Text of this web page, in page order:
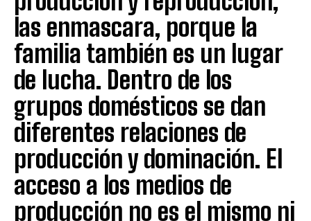
las enmascara, porque la
familia también es un lugar
de lucha. Dentro de los
grupos domésticos se dan
diferentes relaciones de
producción y dominación. El
acceso a los medios de
producción no es el mismo ni